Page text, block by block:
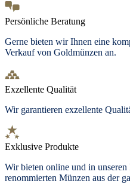
Persönliche Beratung
Gerne bieten wir Ihnen eine
Verkauf von Goldmünzen an.
Exzellente Qualität
Wir garantieren exzellente
Exklusive Produkte
Wir bieten online und in unseren
renommierten Münzen aus der